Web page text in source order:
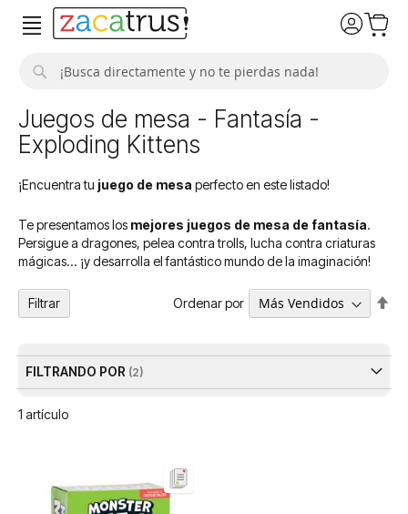
Juegos de mesa - Fantasía -
Exploding Kittens
¡Encuentra tu juego de mesa perfecto en este listado!
Te presentamos los mejores juegos de mesa de fantasía.
Persigue a dragones, pelea contra trolls, lucha contra criaturas
mágicas... ¡y desarrolla el fantástico mundo de la imaginación!
1 artículo
Ordenar por
Filtrar
FILTRANDO POR